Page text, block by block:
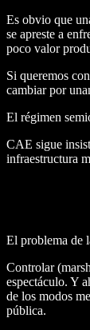
Es obvio que
se apreste a
poco valor
Si queremos
cambiar por
El régimen
CAE sigue
infraestructura
El problema de
Controlar
espectáculo. Y
de los modos
pública.